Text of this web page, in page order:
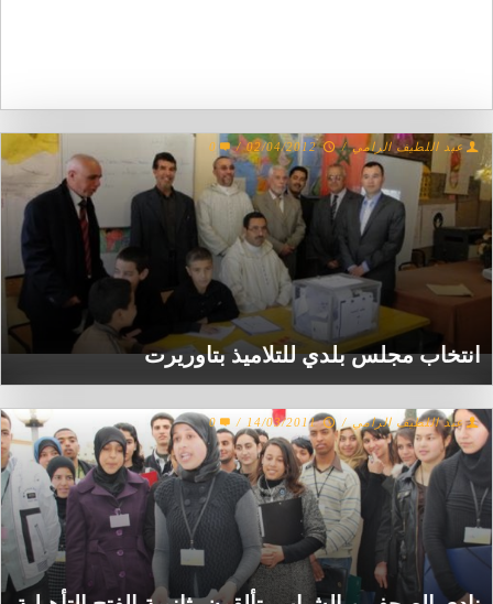
انتخاب مجلس بلدي للتلاميذ بتاوريرت
عبد اللطيف الرامي /
02/04/2012
/
0
عبد اللطيف الرامي /
14/03/2011
/
0